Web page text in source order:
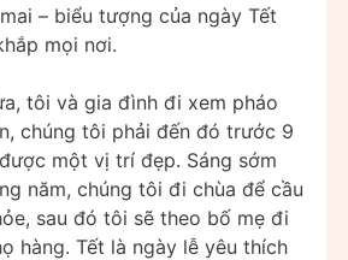
– biểu tượng của ngày Tết
mọi nơi.
tôi và gia đình đi xem pháo
chúng tôi phải đến đó trước 9
một vị trí đẹp. Sáng sớm
năm, chúng tôi đi chùa để cầu
sau đó tôi sẽ theo bố mẹ đi
hàng. Tết là ngày lễ yêu thích